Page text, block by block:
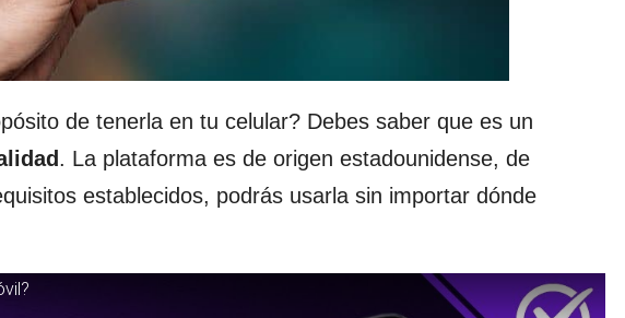
de tenerla en tu celular? Debes saber que es un
. La plataforma es de origen estadounidense, de
establecidos, podrás usarla sin importar dónde